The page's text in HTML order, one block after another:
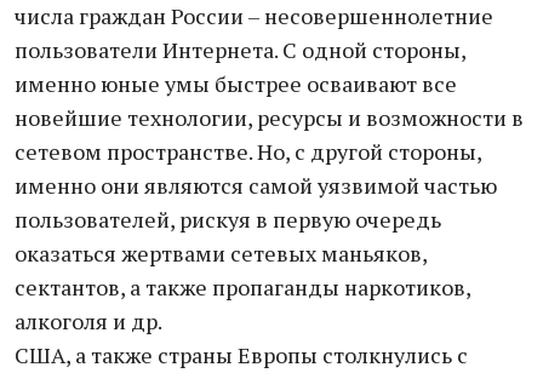
числа граждан России – несовершеннолетние
пользователи Интернета. С одной стороны,
именно юные умы быстрее осваивают все
новейшие технологии, ресурсы и возможности в
сетевом пространстве. Но, с другой стороны,
именно они являются самой уязвимой частью
пользователей, рискуя в первую очередь
оказаться жертвами сетевых маньяков,
сектантов, а также пропаганды наркотиков,
алкоголя и др.
США, а также страны Европы столкнулись с